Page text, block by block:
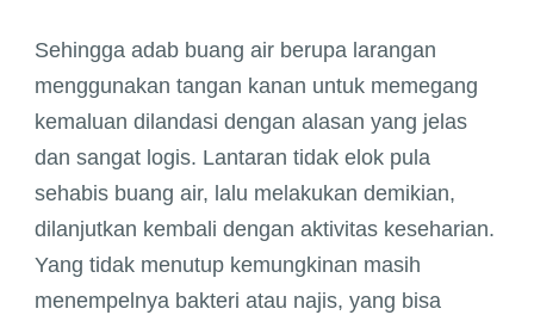
Sehingga adab buang air berupa larangan
menggunakan tangan kanan untuk memegang
kemaluan dilandasi dengan alasan yang jelas
dan sangat logis. Lantaran tidak elok pula
sehabis buang air, lalu melakukan demikian,
dilanjutkan kembali dengan aktivitas keseharian.
Yang tidak menutup kemungkinan masih
menempelnya bakteri atau najis, yang bisa